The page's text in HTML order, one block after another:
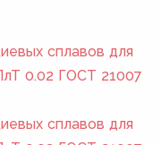
сплавов для
0.02 ГОСТ 21007
сплавов для